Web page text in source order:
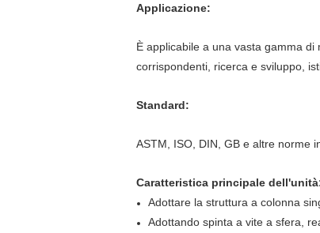
Applicazione:
È applicabile a una vasta gamma
corrispondenti, ricerca e sviluppo,
Standard:
ASTM, ISO, DIN, GB e altre norme
Caratteristica principale
Adottare la struttura a colonna
Adottando spinta a vite a sfera,